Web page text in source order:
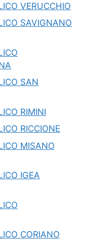
VERUCCHIO
SAVIGNANO
SAN
RIMINI
RICCIONE
MISANO
IGEA
CORIANO